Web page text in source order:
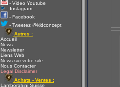
- Video Youtube
- Instagram
- Facebook
- Tweetez @kldconcept
Autres :
Accueil
News
Newsletter
Liens Web
News sur votre site
Nous Contacter
Legal Disclaimer
Achats - Ventes :
Lamborghini Suisse